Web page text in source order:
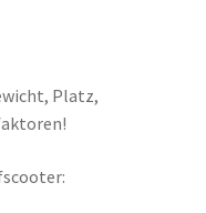
Platz,